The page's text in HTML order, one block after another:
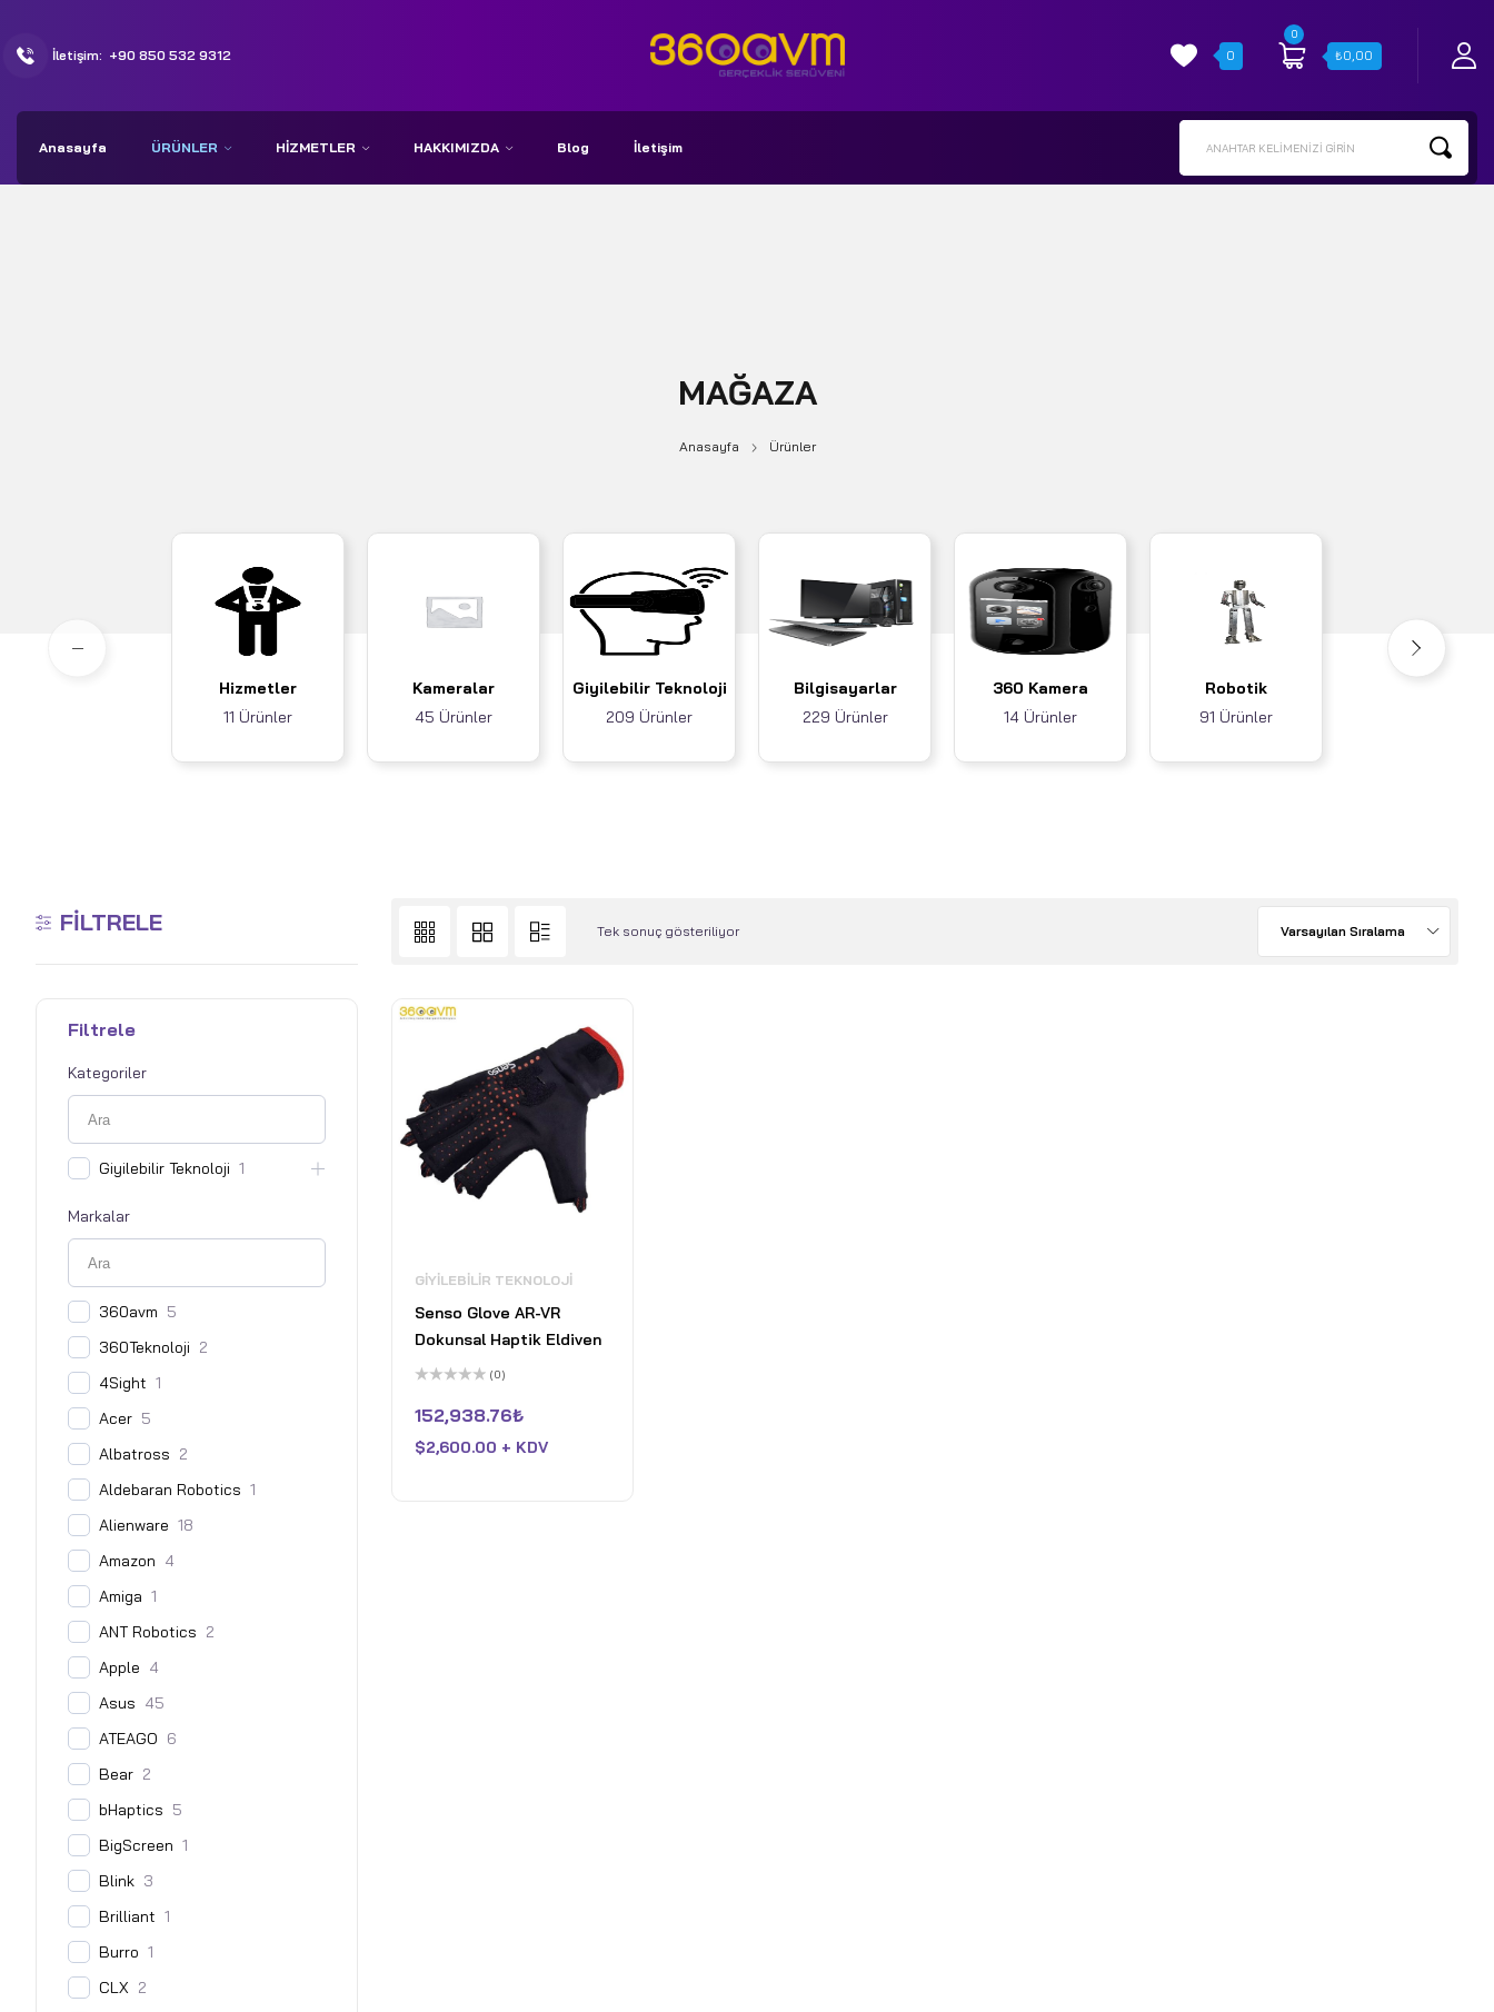
İletişim: +90 850 532 9312 0
0
₺0,00
Anasayfa ÜRÜNLER HIZMETLER HAKKIMIZDA Blog İletişim ANAHTAR KELIMENIZI GIRIN
MAĞAZA
Anasayfa Ürünler
Hizmetler
11 Ürünler
Kameralar
45 Ürünler
Giyilebilir Teknoloji
209 Ürünler
Bilgisayarlar
229 Ürünler
360 Kamera
14 Ürünler
Robotik
91 Ürünler
FILTRELE
Filtrele
Kategoriler
Giyilebilir Teknoloji 1
Markalar
360avm 5
360Teknoloji 2
4Sight 1
Acer 5
Albatross 2
Aldebaran Robotics 1
Alienware 18
Amazon 4
Amiga 1
ANT Robotics 2
Apple 4
Asus 45
ATEAGO 6
Bear 2
bHaptics 5
BigScreen 1
Blink 3
Brilliant 1
Burro 1
CLX 2
Tek sonuç gösteriliyor Varsayılan Sıralama
GIYILEBILIR TEKNOLOJI
Senso Glove AR-VR
Dokunsal Haptik Eldiven
üzerinden
0
aldı
(0)
152,938.76₺
$2,600.00 + KDV